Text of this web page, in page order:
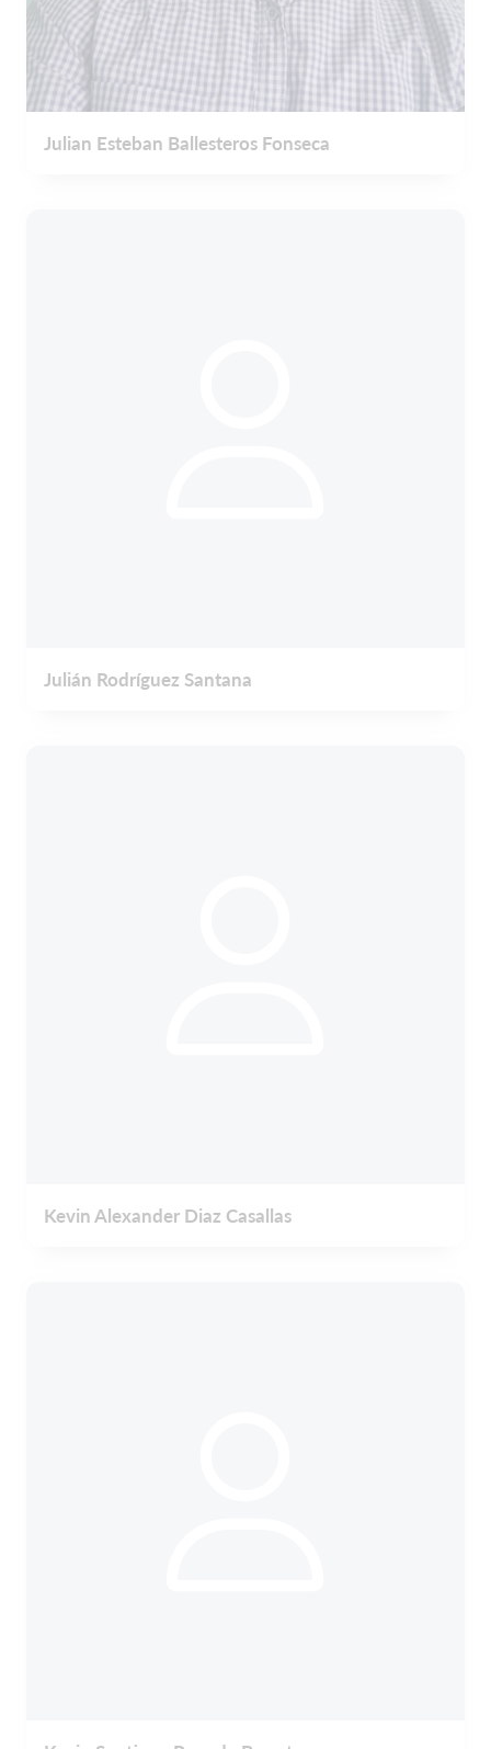
Julian Esteban Ballesteros Fonseca
Julián Rodríguez Santana
Kevin Alexander Diaz Casallas